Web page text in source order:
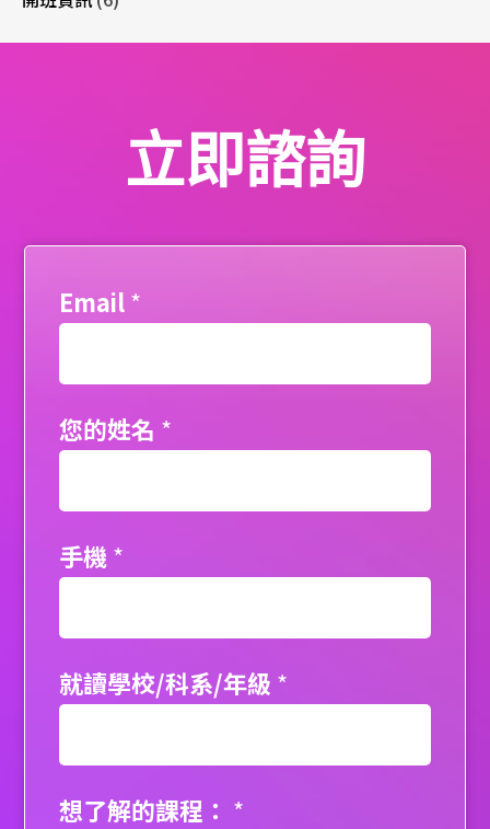
立即諮詢
Email*
您的姓名 *
手機*
就讀學校/科系/年級 *
想了解的課程： *